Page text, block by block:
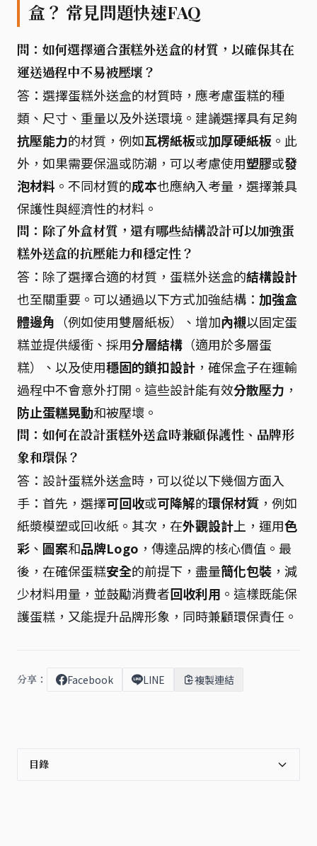
盒？ 常見問題快速FAQ
問：如何選擇適合蛋糕外送盒的材質，以確保其在
運送過程中不易被壓壞？
答：選擇蛋糕外送盒的材質時，應考慮蛋糕的種
類、尺寸、重量以及外送環境。建議選擇具有足夠
抗壓能力的材質，例如瓦楞紙板或加厚硬紙板 。此
外，如果需要保溫或防潮，可以考慮使用塑膠或發
泡材料 。不同材質的成本也應納入考量，選擇兼具
保護性與經濟性的材料。
問：除了外盒材質，還有哪些結構設計可以加強蛋
糕外送盒的抗壓能力和穩定性？
答：除了選擇合適的材質，蛋糕外送盒的結構設計
也至關重要。可以通過以下方式加強結構： 加強盒
體邊角 （例如使用雙層紙板）、增加內襯以固定蛋
糕並提供緩衝、採用分層結構 （適用於多層蛋
糕）、以及使用穩固的鎖扣設計 ，確保盒子在運輸
過程中不會意外打開。這些設計能有效分散壓力 ，
防止蛋糕晃動和被壓壞。
問：如何在設計蛋糕外送盒時兼顧保護性、品牌形
象和環保？
答：設計蛋糕外送盒時，可以從以下幾個方面入
手：首先，選擇可回收或可降解的環保材質 ，例如
紙漿模塑或回收紙。其次，在外觀設計 上，運用色
彩 、 圖案和品牌Logo ，傳達品牌的核心價值。最
後，在確保蛋糕安全的前提下，盡量簡化包裝 ，減
少材料用量，並鼓勵消費者回收利用 。這樣既能保
護蛋糕，又能提升品牌形象，同時兼顧環保責任。
分享： Facebook LINE 複製連結
目錄